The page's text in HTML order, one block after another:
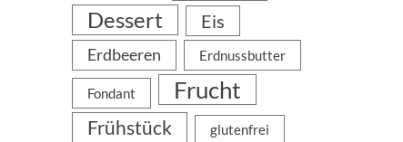
Dessert Eis
Erdbeeren Erdnussbutter
Fondant Frucht
Frühstück glutenfrei